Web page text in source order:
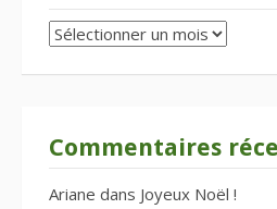
Archives
Commentaires
Ariane dans Joyeux Noël !